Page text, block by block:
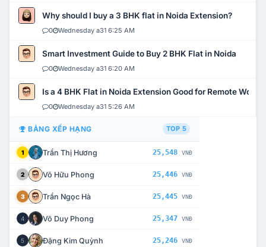
Why should I buy a 3 BHK flat in Noida Extension?
0 Wednesday a31 6:25 AM
Smart Investment Guide to Buy 2 BHK Flat in Noida
0 Wednesday a31 6:20 AM
Is a 4 BHK Flat in Noida Extension Good for Remote Work?
0 Wednesday a31 5:26 AM
BẢNG XẾP HẠNG TOP 5
1 Trần Thị Hương 25,548 VNĐ
2 Võ Hữu Phong 25,446 VNĐ
3 Trần Ngọc Hà 25,445 VNĐ
4 Võ Duy Phong 25,347 VNĐ
5 Đặng Kim Quỳnh 25,246 VNĐ